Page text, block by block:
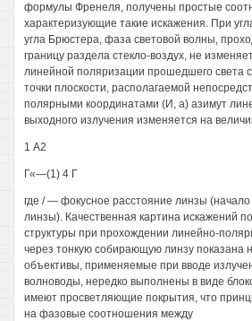
формулы Френеля, получены простые
характеризующие такие искажения. При
угла Брюстера, фаза световой волны,
границу раздела стекло-воздух, не
линейной поляризации прошедшего света
точки плоскости, располагаемой
полярными координатами (И, а) азимут
выходного излучения изменяется на
1 А2
Г«—(1) 4 Г
где / — фокусное расстояние линзы (начало
линзы). Качественная картина искажений
структуры при прохождении линейно-
через тонкую собирающую линзу показана
объективы, применяемые при вводе
волноводы, нередко выполнены в виде
имеют просветляющие покрытия, что
на фазовые соотношения между